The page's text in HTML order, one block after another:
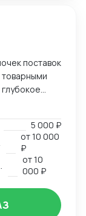
поставок
товарными
полного
до
расчёт
5 000 ₽
от10 000
₽
от10
000 ₽